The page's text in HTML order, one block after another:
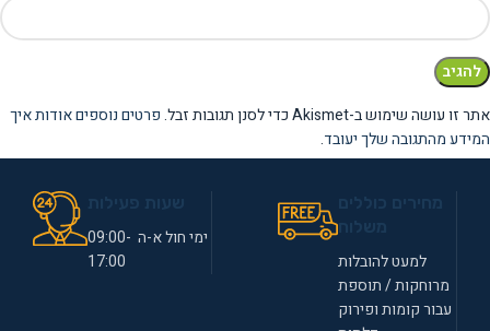
אתר זו עושה שימוש ב-Akismet כדי לסנן תגובות זבל.
פרטים נוספים אודות איך
המידע מהתגובה שלך יעובד.
למעט להובלות
מרוחקות / תוספת
עבור קומות ופירוק
ימי חול א-ה 09:00-
17:00